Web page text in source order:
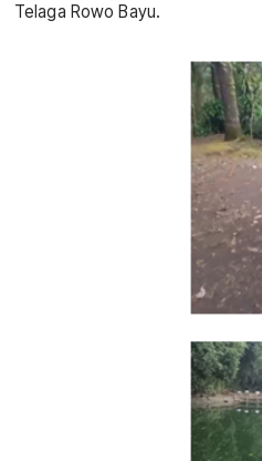
Telaga Rowo Bayu.